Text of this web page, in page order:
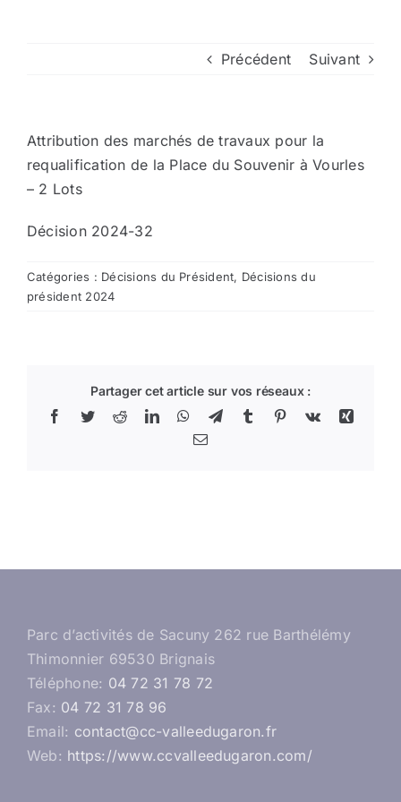
Nous contacter
Précédent Suivant
Attribution des marchés de travaux pour la
requalification de la Place du Souvenir à Vourles
– 2 Lots
Décision 2024-32
Catégories : Décisions du Président, Décisions du
président 2024
Partager cet article sur vos réseaux :
Facebook
TwitterRedditLinkedInWhatsApp
TelegramTumblr Pinterest
Vk
Xing
Email
Parc d’activités de Sacuny 262 rue Barthélémy
Thimonnier 69530 Brignais
Téléphone: 04 72 31 78 72
Fax: 04 72 31 78 96
Email: contact@cc-valleedugaron.fr
Web: https://www.ccvalleedugaron.com/